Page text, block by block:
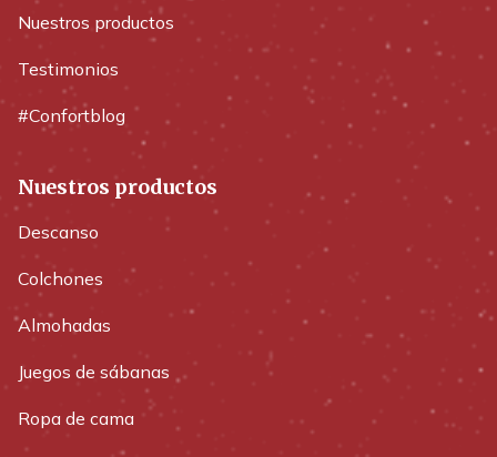
Nuestros productos
Testimonios
#Confortblog
Nuestros productos
Descanso
Colchones
Almohadas
Juegos de sábanas
Ropa de cama